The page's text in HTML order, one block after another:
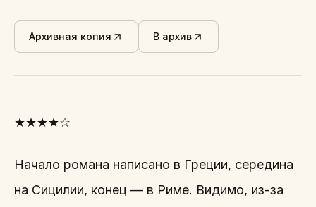
Архивная копия В архив
★★★★☆
Начало романа написано в Греции, середина
на Сицилии, конец — в Риме. Видимо, из-за